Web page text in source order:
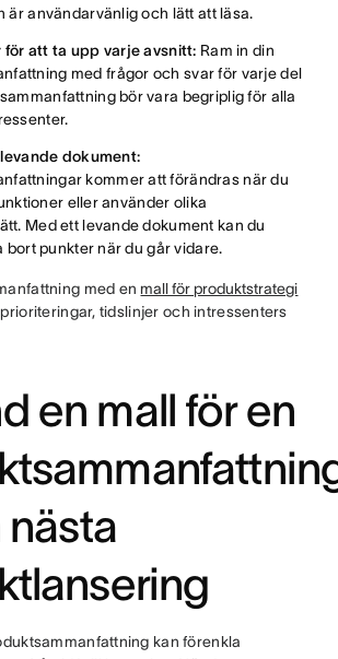
är användarvänlig och lätt att läsa.
för att ta upp varje avsnitt: Ram in din
med frågor och svar för varje del
bör vara begriplig för alla
dokument:
kommer att förändras när du
eller använder olika
Med ett levande dokument kan du
bort punkter när du går vidare.
med en mall för produktstrategi
tidslinjer och intressenters
en mall för en
kan förenkla